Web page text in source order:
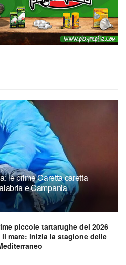
le prime Caretta caretta
e Campania
piccole tartarughe del 2026
mare: inizia la stagione delle